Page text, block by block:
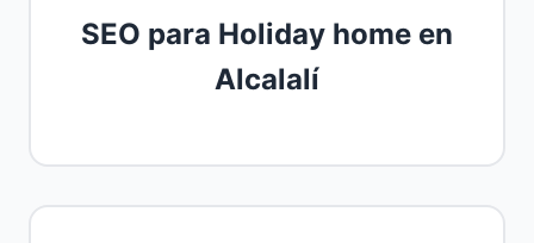
SEO para Holiday home en
Alcalalí